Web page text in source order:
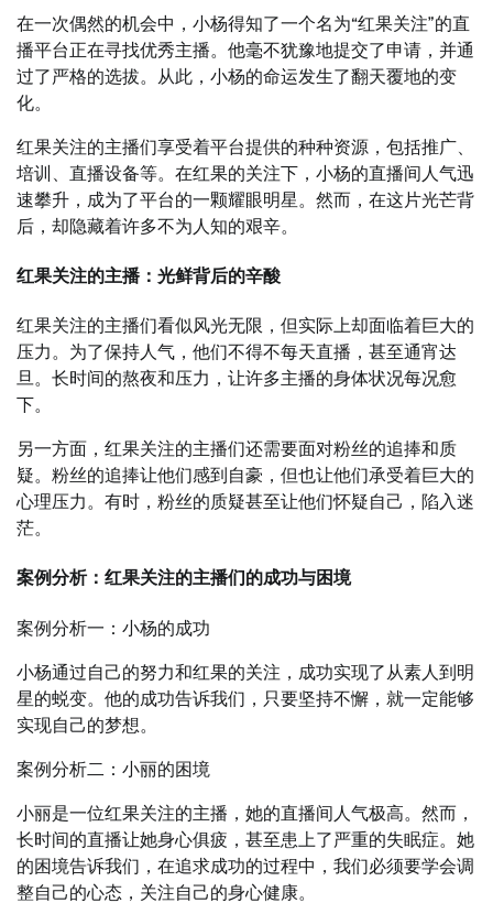
在一次偶然的机会中，小杨得知了一个名为“红果关注”的直
播平台正在寻找优秀主播。他毫不犹豫地提交了申请，并通
过了严格的选拔。从此，小杨的命运发生了翻天覆地的变
化。
红果关注的主播们享受着平台提供的种种资源，包括推广、
培训、直播设备等。在红果的关注下，小杨的直播间人气迅
速攀升，成为了平台的一颗耀眼明星。然而，在这片光芒背
后，却隐藏着许多不为人知的艰辛。
红果关注的主播：光鲜背后的辛酸
红果关注的主播们看似风光无限，但实际上却面临着巨大的
压力。为了保持人气，他们不得不每天直播，甚至通宵达
旦。长时间的熬夜和压力，让许多主播的身体状况每况愈
下。
另一方面，红果关注的主播们还需要面对粉丝的追捧和质
疑。粉丝的追捧让他们感到自豪，但也让他们承受着巨大的
心理压力。有时，粉丝的质疑甚至让他们怀疑自己，陷入迷
茫。
案例分析：红果关注的主播们的成功与困境
案例分析一：小杨的成功
小杨通过自己的努力和红果的关注，成功实现了从素人到明
星的蜕变。他的成功告诉我们，只要坚持不懈，就一定能够
实现自己的梦想。
案例分析二：小丽的困境
小丽是一位红果关注的主播，她的直播间人气极高。然而，
长时间的直播让她身心俱疲，甚至患上了严重的失眠症。她
的困境告诉我们，在追求成功的过程中，我们必须要学会调
整自己的心态，关注自己的身心健康。